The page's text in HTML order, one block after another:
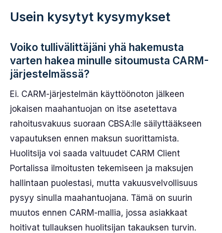
Usein kysytyt kysymykset
Voiko tullivälittäjäni yhä hakemusta
varten hakea minulle sitoumusta CARM-
järjestelmässä?
Ei. CARM-järjestelmän käyttöönoton jälkeen
jokaisen maahantuojan on itse asetettava
rahoitusvakuus suoraan CBSA:lle säilyttääkseen
vapautuksen ennen maksun suorittamista.
Huolitsija voi saada valtuudet CARM Client
Portalissa ilmoitusten tekemiseen ja maksujen
hallintaan puolestasi, mutta vakuusvelvollisuus
pysyy sinulla maahantuojana. Tämä on suurin
muutos ennen CARM-mallia, jossa asiakkaat
hoitivat tullauksen huolitsijan takauksen turvin.